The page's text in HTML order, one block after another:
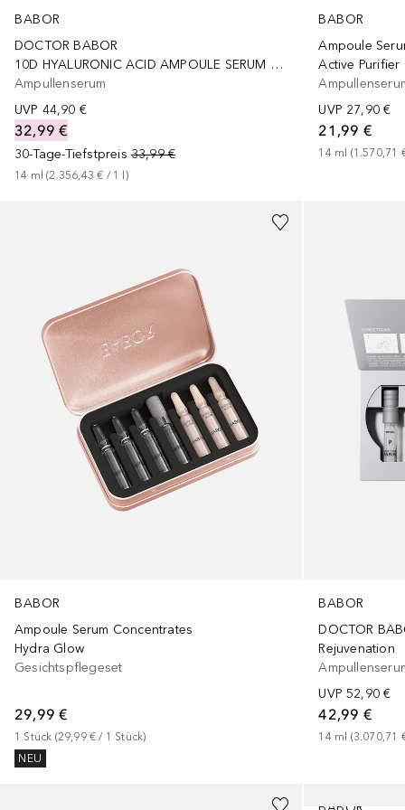
BABOR
DOCTOR BABOR
10D HYALURONIC ACID AMPOULE SERUM CONCENTRATE
Ampullenserum
UVP 44,90 €
32,99 €
30-Tage-Tiefstpreis 33,99 €
14 ml (2.356,43 € / 1 )
BABOR
Ampoule
Active Purifier
UVP 27,90 €
21,99 €
14 ml (1.570,71
BABOR
Ampoule Serum Concentrates
Hydra Glow
Gesichtspflegeset
29,99 €
1 Stück (29,99 € / 1 Stück)
NEU
BABOR
DOCTOR
Rejuvenation
UVP 52,90 €
42,99 €
14 ml (3.070,71